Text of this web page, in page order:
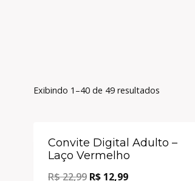
Exibindo 1–40 de 49 resultados
Convite Digital Adulto –
Laço Vermelho
R$22,99 R$ 12,99